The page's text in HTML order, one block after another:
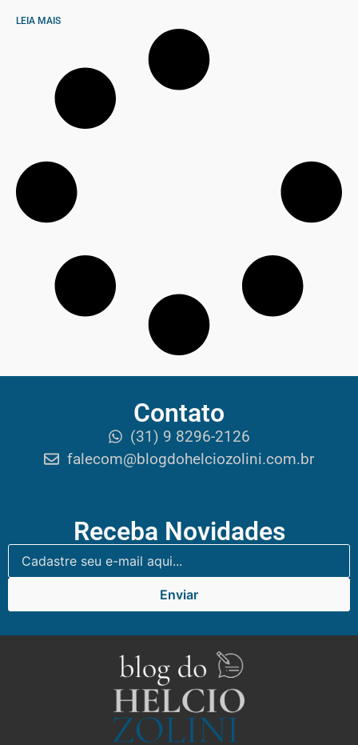
LEIA MAIS
Contato
(31) 9 8296-2126
falecom@blogdohelciozolini.com.br
Receba Novidades
Enviar